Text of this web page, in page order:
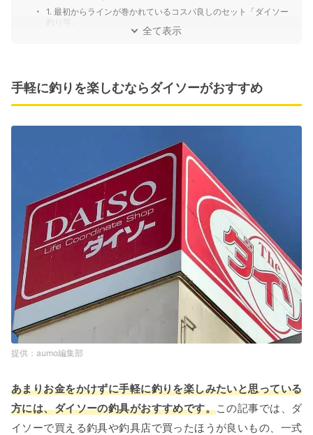
1. 最初からラインが巻かれているコスパ良しのセット「ダイソー
全て表示
手軽に釣りを楽しむならダイソーがおすすめ
aumo編集部
あまりお金をかけずに手軽に釣りを楽しみたいと思っている
方には、ダイソーの釣具がおすすめです。この記事では、ダ
イソーで買える釣具や釣具店で買ったほうが良いもの、一式